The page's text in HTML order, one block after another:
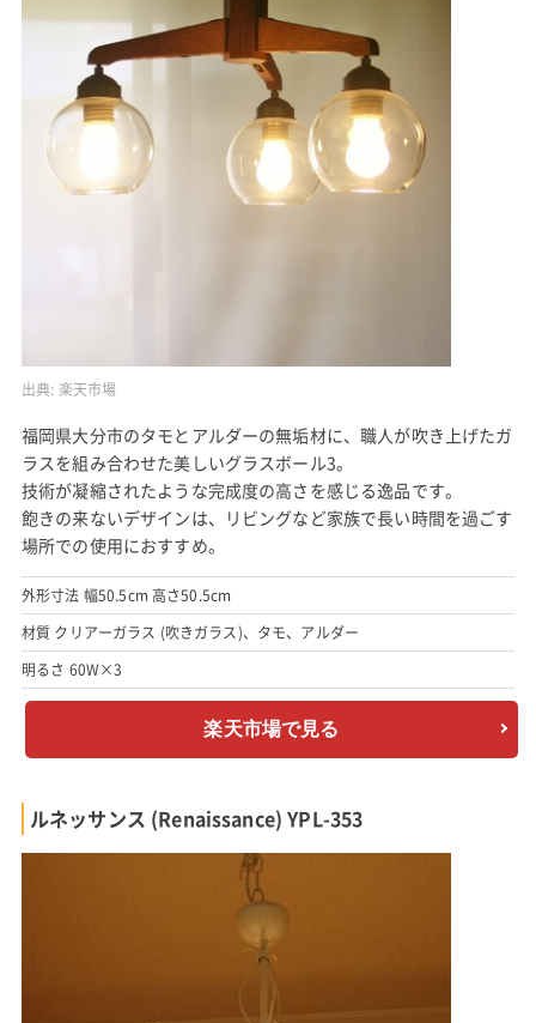
出典: 楽天市場
福岡県大分市のタモとアルダーの無垢材に、職人が吹き上げたガ
ラスを組み合わせた美しいグラスボール3。
技術が凝縮されたような完成度の高さを感じる逸品です。
飽きの来ないデザインは、リビングなど家族で長い時間を過ごす
場所での使用におすすめ。
外形寸法 幅50.5cm 高さ50.5cm
材質 クリアーガラス (吹きガラス)、タモ、アルダー
明るさ 60W×3
楽天市場で見る
ルネッサンス (Renaissance) YPL-353